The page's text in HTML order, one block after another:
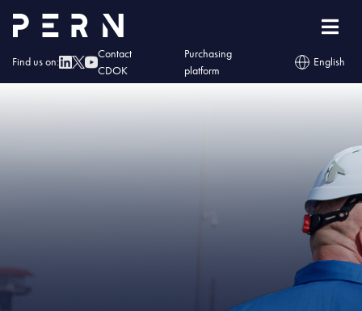
Find us on:
Contact
CDOK
Purchasing
platform
English
Home »IMG – Naftor otrzymał Świadectwo Bezpieczeństwa Przemysłowego